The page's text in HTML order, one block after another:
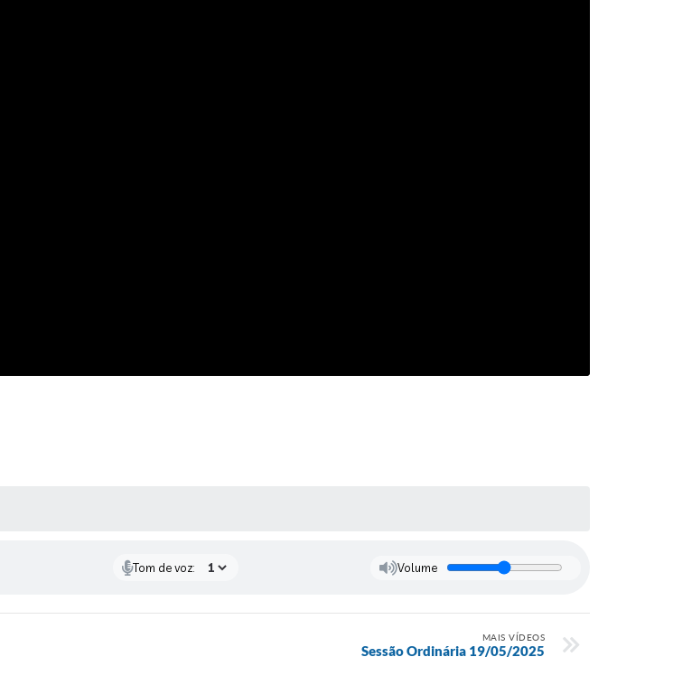
Tom de voz: Volume
MAIS VÍDEOS
Sessão Ordinária 19/05/2025